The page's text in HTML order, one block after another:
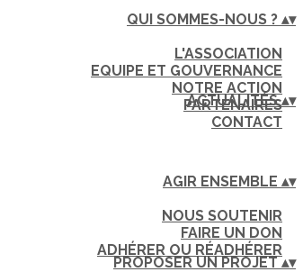
QUI SOMMES-NOUS ? ▴▾
L'ASSOCIATION
EQUIPE ET GOUVERNANCE
NOTRE ACTION
PARTENAIRES
CONTACT
ACTUALITÉS▴▾
AGIR ENSEMBLE ▴▾
NOUS SOUTENIR
FAIRE UN DON
ADHÉRER OU RÉADHÉRER
PROPOSER UN PROJET▴▾